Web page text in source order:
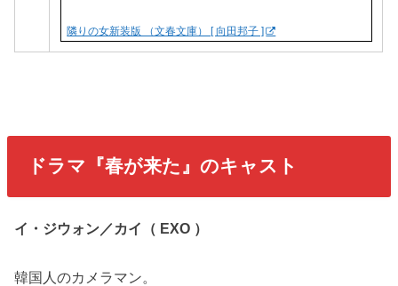
隣りの女新装版 （文春文庫） [ 向田邦子 ]
ドラマ『春が来た』のキャスト
イ・ジウォン／カイ（ EXO ）
韓国人のカメラマン。